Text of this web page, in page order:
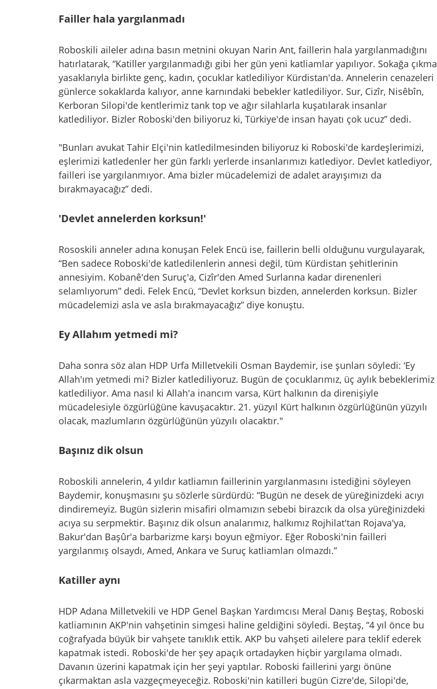
Failler hala yargılanmadı
Roboskili aileler adına basın metnini okuyan Narin Ant, faillerin hala yargılanmadığını
hatırlatarak, “Katiller yargılanmadığı gibi her gün yeni katliamlar yapılıyor. Sokağa çıkma
yasaklarıyla birlikte genç, kadın, çocuklar katlediliyor Kürdistan'da. Annelerin cenazeleri
günlerce sokaklarda kalıyor, anne karnındaki bebekler katlediliyor. Sur, Cizîr, Nisêbîn,
Kerboran Silopi'de kentlerimiz tank top ve ağır silahlarla kuşatılarak insanlar
katlediliyor. Bizler Roboski'den biliyoruz ki, Türkiye'de insan hayatı çok ucuz” dedi.
"Bunları avukat Tahir Elçi'nin katledilmesinden biliyoruz ki Roboski'de kardeşlerimizi,
eşlerimizi katledenler her gün farklı yerlerde insanlarımızı katlediyor. Devlet katlediyor,
failleri ise yargılanmıyor. Ama bizler mücadelemizi de adalet arayışımızı da
bırakmayacağız” dedi.
'Devlet annelerden korksun!'
Rososkili anneler adına konuşan Felek Encü ise, faillerin belli olduğunu vurgulayarak,
“Ben sadece Roboski'de katledilenlerin annesi değil, tüm Kürdistan şehitlerinin
annesiyim. Kobanê'den Suruç'a, Cizîr'den Amed Surlarına kadar direnenleri
selamlıyorum” dedi. Felek Encü, “Devlet korksun bizden, annelerden korksun. Bizler
mücadelemizi asla ve asla bırakmayacağız” diye konuştu.
Ey Allahım yetmedi mi?
Daha sonra söz alan HDP Urfa Milletvekili Osman Baydemir, ise şunları söyledi: ‘Ey
Allah'ım yetmedi mi? Bizler katlediliyoruz. Bugün de çocuklarımız, üç aylık bebeklerimiz
katlediliyor. Ama nasıl ki Allah'a inancım varsa, Kürt halkının da direnişiyle
mücadelesiyle özgürlüğüne kavuşacaktır. 21. yüzyıl Kürt halkının özgürlüğünün yüzyılı
olacak, mazlumların özgürlüğünün yüzyılı olacaktır."
Başınız dik olsun
Roboskili annelerin, 4 yıldır katliamın faillerinin yargılanmasını istediğini söyleyen
Baydemir, konuşmasını şu sözlerle sürdürdü: “Bugün ne desek de yüreğinizdeki acıyı
dindiremeyiz. Bugün sizlerin misafiri olmamızın sebebi birazcık da olsa yüreğinizdeki
acıya su serpmektir. Başınız dik olsun analarımız, halkımız Rojhilat'tan Rojava'ya,
Bakur'dan Başûr'a barbarizme karşı boyun eğmiyor. Eğer Roboski'nin failleri
yargılanmış olsaydı, Amed, Ankara ve Suruç katliamları olmazdı.”
Katiller aynı
HDP Adana Milletvekili ve HDP Genel Başkan Yardımcısı Meral Danış Beştaş, Roboski
katliamının AKP'nin vahşetinin simgesi haline geldiğini söyledi. Beştaş, “4 yıl önce bu
coğrafyada büyük bir vahşete tanıklık ettik. AKP bu vahşeti ailelere para teklif ederek
kapatmak istedi. Roboski'de her şey apaçık ortadayken hiçbir yargılama olmadı.
Davanın üzerini kapatmak için her şeyi yaptılar. Roboski faillerini yargı önüne
çıkarmaktan asla vazgeçmeyeceğiz. Roboski'nin katilleri bugün Cizre'de, Silopi'de,